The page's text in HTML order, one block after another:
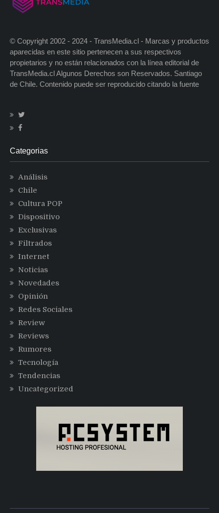
© Copyright 2002 - 2024 - TransMedia.cl - Marcas y productos
aparecidas en este sitio pertenecen a sus respectivos
propietarios y no están relacionados con la línea editorial de
TransMedia.cl Algunos Derechos son Reservados. Santiago
de Chile. Contenido puede ser reproducido citando la fuente
Categorias
Análisis
Chile
Cultura POP
Dispositivo
Exclusivas
Filtrados
Internet
Noticias
Novedades
Opinión
Redes Sociales
Review
Reviews
Rumores
Tecnología
Tendencias
Uncategorized